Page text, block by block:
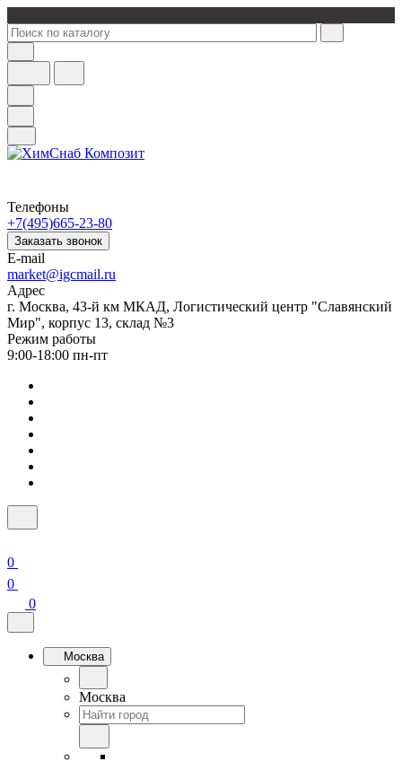
Телефоны
+7(495)665-23-80
Заказать звонок
E-mail
market@igcmail.ru
Адрес
г. Москва, 43-й км МКАД, Логистический центр "Славянский
Мир", корпус 13, склад №3
Режим работы
9:00-18:00 пн-пт
0
0
0
Москва
Москва